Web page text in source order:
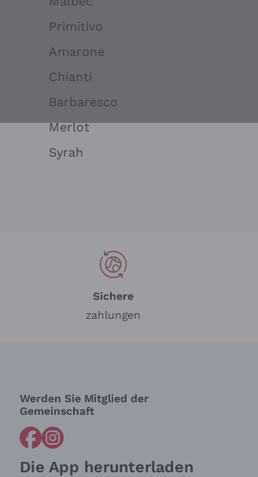
Primitivo
Amarone
Chianti
Barbaresco
Merlot
Syrah
Sichere
zahlungen
Werden Sie Mitglied der
Gemeinschaft
Die App herunterladen